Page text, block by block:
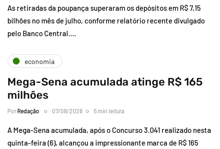
As retiradas da poupança superaram os depósitos em R$ 7,15
bilhões no mês de julho, conforme relatório recente divulgado
pelo Banco Central….
economia
Mega-Sena acumulada atinge R$ 165
milhões
Por Redação 07/08/2026 5 min leitura
A Mega-Sena acumulada, após o Concurso 3.041 realizado nesta
quinta-feira (6), alcançou a impressionante marca de R$ 165